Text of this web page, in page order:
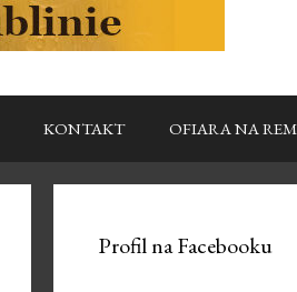
KONTAKT OFIARA NA
Profil na Facebooku